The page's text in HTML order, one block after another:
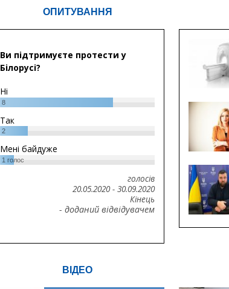
ОПИТУВАННЯ
Ви підтримуєте протести у
Білорусі?
Ні
8
Так
2
Мені байдуже
1голос
голосів
20.05.2020- 30.09.2020
Кінець
- доданий відвідувачем
ВІДЕО